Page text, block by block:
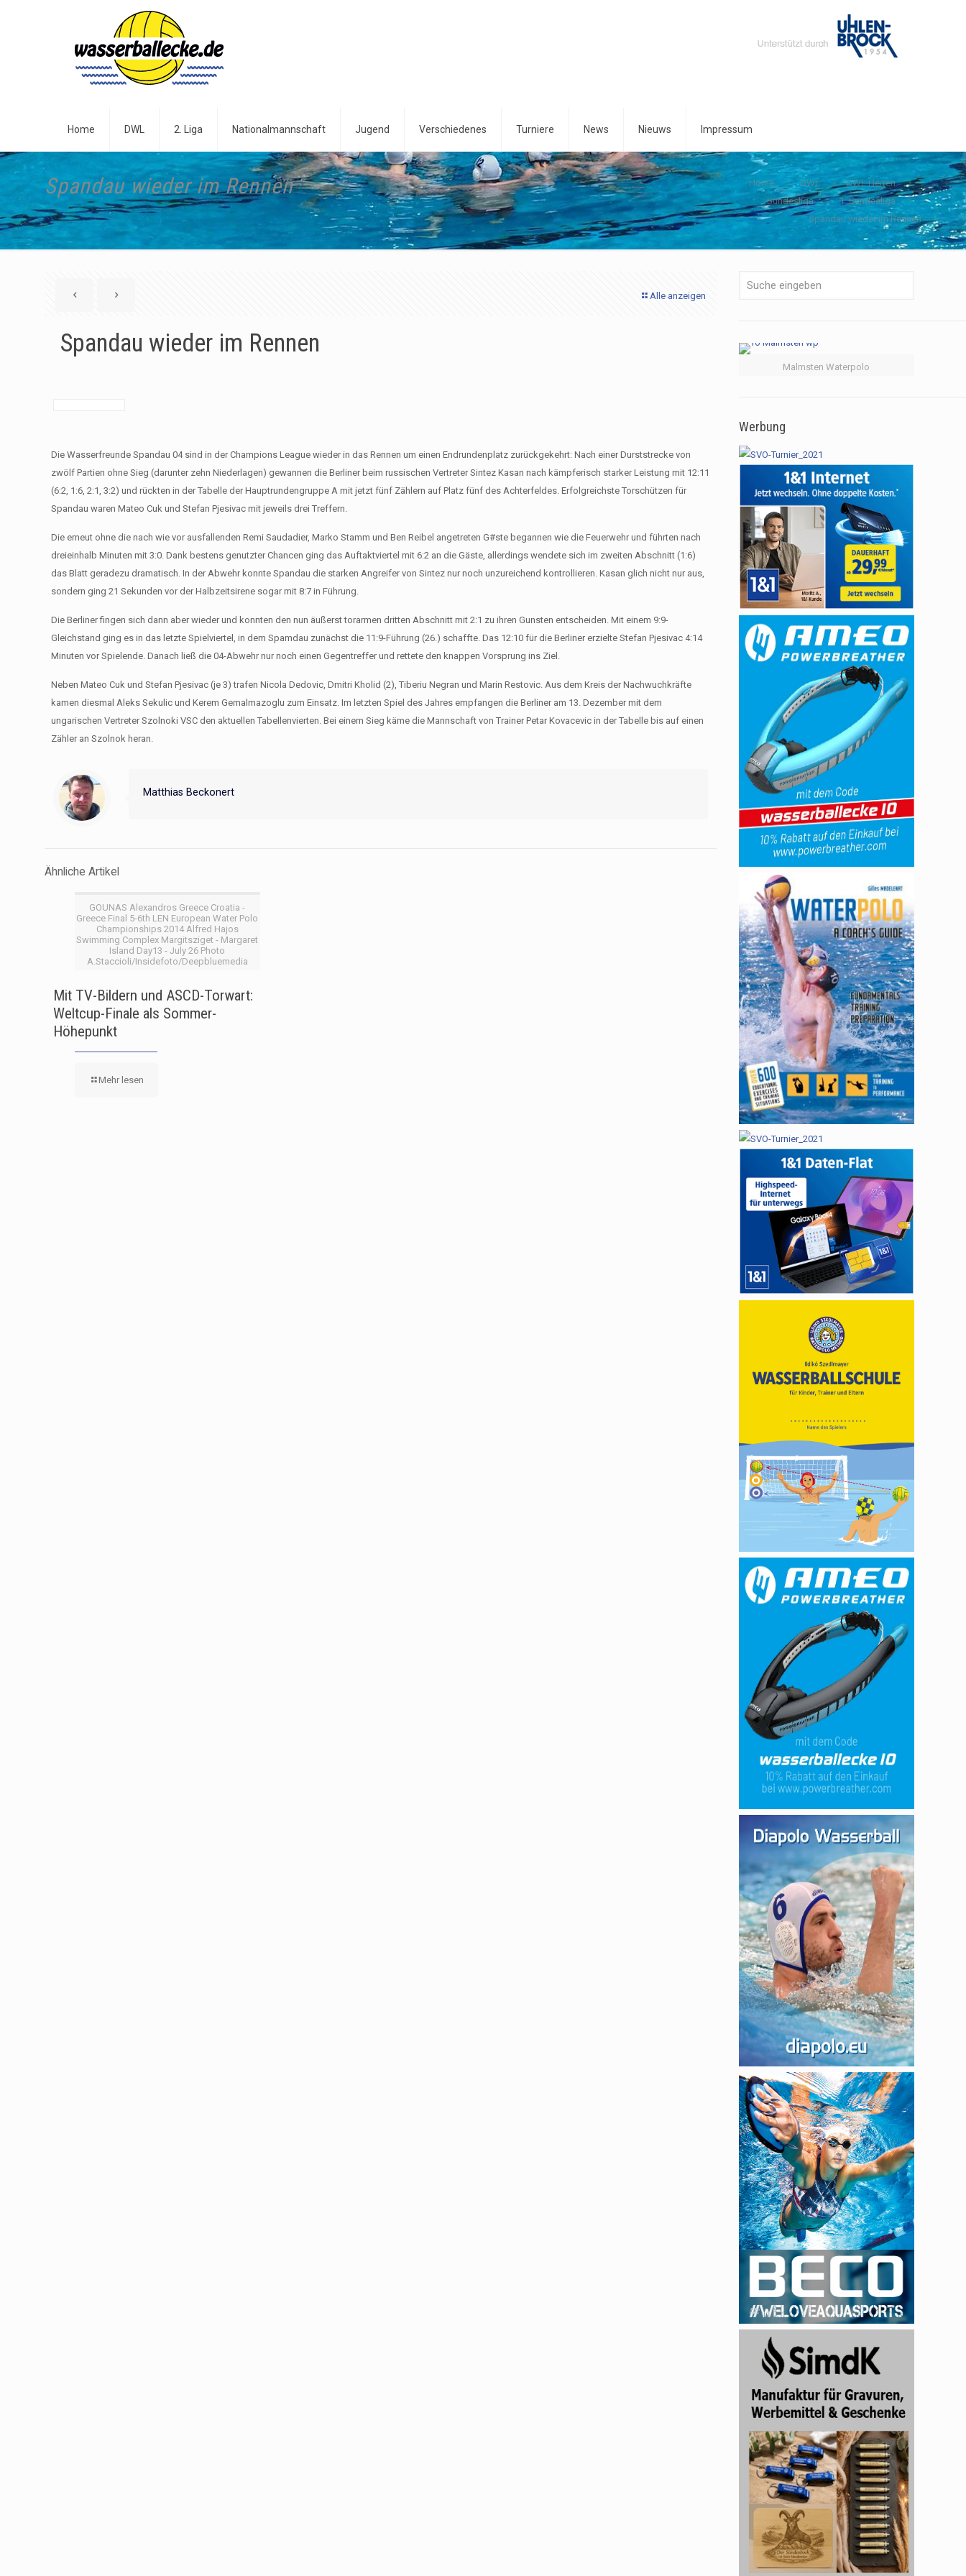
Home DWL 2. Liga Nationalmannschaft Jugend Verschiedenes Turniere News Nieuws Impressum
Spandau wieder im Rennen Home DWL
DWL Herren
Bundesliga
1. Bundesliga
Spandau wieder im Rennen
Alle anzeigen
Spandau wieder im Rennen
Die Wasserfreunde Spandau 04 sind in der Champions League wieder in das Rennen um einen Endrundenplatz zurückgekehrt: Nach einer Durststrecke von
zwölf Partien ohne Sieg (darunter zehn Niederlagen) gewannen die Berliner beim russischen Vertreter Sintez Kasan nach kämpferisch starker Leistung mit 12:11
(6:2, 1:6, 2:1, 3:2) und rückten in der Tabelle der Hauptrundengruppe A mit jetzt fünf Zählern auf Platz fünf des Achterfeldes. Erfolgreichste Torschützen für
Spandau waren Mateo Cuk und Stefan Pjesivac mit jeweils drei Treffern.
Die erneut ohne die nach wie vor ausfallenden Remi Saudadier, Marko Stamm und Ben Reibel angetreten G#ste begannen wie die Feuerwehr und führten nach
dreieinhalb Minuten mit 3:0. Dank bestens genutzter Chancen ging das Auftaktviertel mit 6:2 an die Gäste, allerdings wendete sich im zweiten Abschnitt (1:6)
das Blatt geradezu dramatisch. In der Abwehr konnte Spandau die starken Angreifer von Sintez nur noch unzureichend kontrollieren. Kasan glich nicht nur aus,
sondern ging 21 Sekunden vor der Halbzeitsirene sogar mit 8:7 in Führung.
Die Berliner fingen sich dann aber wieder und konnten den nun äußerst torarmen dritten Abschnitt mit 2:1 zu ihren Gunsten entscheiden. Mit einem 9:9-
Gleichstand ging es in das letzte Spielviertel, in dem Spamdau zunächst die 11:9-Führung (26.) schaffte. Das 12:10 für die Berliner erzielte Stefan Pjesivac 4:14
Minuten vor Spielende. Danach ließ die 04-Abwehr nur noch einen Gegentreffer und rettete den knappen Vorsprung ins Ziel.
Neben Mateo Cuk und Stefan Pjesivac (je 3) trafen Nicola Dedovic, Dmitri Kholid (2), Tiberiu Negran und Marin Restovic. Aus dem Kreis der Nachwuchkräfte
kamen diesmal Aleks Sekulic und Kerem Gemalmazoglu zum Einsatz. Im letzten Spiel des Jahres empfangen die Berliner am 13. Dezember mit dem
ungarischen Vertreter Szolnoki VSC den aktuellen Tabellenvierten. Bei einem Sieg käme die Mannschaft von Trainer Petar Kovacevic in der Tabelle bis auf einen
Zähler an Szolnok heran.
Matthias Beckonert
Ähnliche Artikel
GOUNAS Alexandros Greece Croatia -
Greece Final 5-6th LEN European Water Polo
Championships 2014 Alfred Hajos
Swimming Complex Margitsziget - Margaret
Island Day13 - July 26 Photo
A.Staccioli/Insidefoto/Deepbluemedia
Mit TV-Bildern und ASCD-Torwart:
Weltcup-Finale als Sommer-
Höhepunkt
Mehr lesen
Malmsten Waterpolo
Werbung